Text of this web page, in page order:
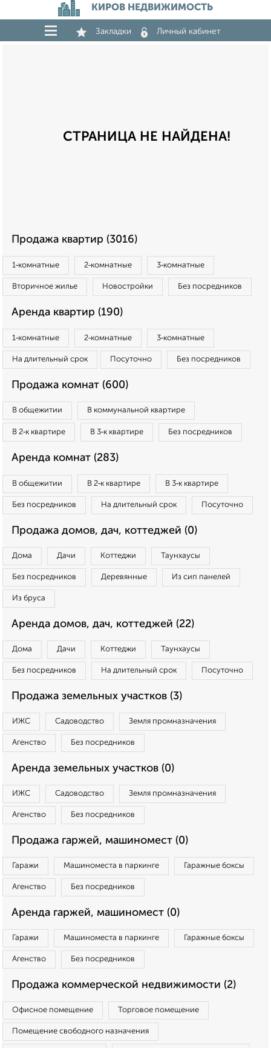
КИРОВ НЕДВИЖИМОСТЬ
Закладки Личный кабинет
СТРАНИЦА НЕ НАЙДЕНА!
Продажа квартир (3016)
1‑комнатные 2‑комнатные 3‑комнатные
Вторичное жилье Новостройки Без посредников
Аренда квартир (190)
1‑комнатные 2‑комнатные 3‑комнатные
На длительный срок Посуточно Без посредников
Продажа комнат (600)
В общежитии В коммунальной квартире
В 2‑к квартире В 3‑к квартире Без посредников
Аренда комнат (283)
В общежитии В 2‑к квартире В 3‑к квартире
Без посредников На длительный срок Посуточно
Продажа домов, дач, коттеджей (0)
Дома Дачи Коттеджи Таунхаусы
Без посредников Деревянные Из сип панелей
Из бруса
Аренда домов, дач, коттеджей (22)
Дома Дачи Коттеджи Таунхаусы
Без посредников На длительный срок Посуточно
Продажа земельных участков (3)
ИЖС Садоводство Земля промназначения
Агенство Без посредников
Аренда земельных участков (0)
ИЖС Садоводство Земля промназначения
Агенство Без посредников
Продажа гаржей, машиномест (0)
Гаражи Машиноместа в паркинге Гаражные боксы
Агенство Без посредников
Аренда гаржей, машиномест (0)
Гаражи Машиноместа в паркинге Гаражные боксы
Агенство Без посредников
Продажа коммерческой недвижимости (2)
Офисное помещение Торговое помещение
Помещение свободного назначения